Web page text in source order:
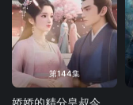
第144集